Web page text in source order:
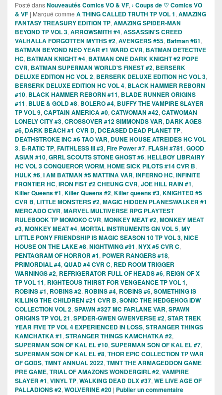
Posté dansNouveautés Comics VO & VF, › Coups de ♡ Comics VO
& VF | Marqué comme A THING CALLED TRUTH TP VOL 1, AMAZING
FANTASY TREASURY EDITION TP, AMAZING SPIDER-MAN
BEYOND TP VOL 3, ARROWSMITH #4, ASSASSIN'S CREED
VALHALLA FORGOTTEN MYTHS #2, AVENGERS #55, Batman #81,
BATMAN BEYOND NEO YEAR #1 WARD CVR, BATMAN DETECTIVE
HC, BATMAN KNIGHT #4, BATMAN ONE DARK KNIGHT #2 POPE
CVR, BATMAN SUPERMAN WORLD'S FINEST #2, BERSERK
DELUXE EDITION HC VOL 2, BERSERK DELUXE EDITION HC VOL 3,
BERSERK DELUXE EDITION HC VOL 4, BLACK HAMMER REBORN
#10, BLACK HAMMER REBORN #11, BLADE RUNNER ORIGINS
#11, BLUE & GOLD #8, BOLERO #4, BUFFY THE VAMPIRE SLAYER
TP VOL 9, CAPTAIN AMERICA #0, CATWOMAN #42, CATWOMAN
LONELY CITY #3, CROSSOVER #12 SIMMONDS VAR, DARK AGES
#6, DARK BEACH #1 CVR D, DCEASED DEAD PLANET TP,
DEATHSTROKE INC #6 TAO VAR, DUNE HOUSE ATREIDES HC VOL
3, E-RATIC TP, FAITHLESS III #3, Fire Power #7, FLASH #781, GOOD
ASIAN #10, GRRL SCOUTS STONE GHOST #6, HELLBOY LIBRAIRY
HC VOL 3 CONQUEROR WORM, HOME SICK PILOTS #14 CVR B,
HULK #6, I AM BATMAN #5 MATTINA VAR, INFERNO HC, INFINITE
FRONTIER HC, IRON FIST #2 CHEUNG CVR, JOE HILL RAIN #1,
Killer Queens #1, Killer Queens #2, Killer queens #3, KNIGHTED #5
CVR B, LITTLE MONSTERS #2, MAGIC HIDDEN PLANESWALKER #1
MERCADO CVR, MARVEL MULTIVERSE RPG PLAYTEST
RULEBOOK TP MOMOKO CVR, MONKEY MEAT #2, MONKEY MEAT
#3, MONKEY MEAT #4, MORTAL INSTRUMENTS GN VOL 5, MY
LITTLE PONY FRIENDSHIP IS MAGIC SEASON 10 TP VOL 3, NICE
HOUSE ON THE LAKE #8, NIGHTWING #91, NYX #5 CVR C,
PENTAGRAM OF HORROR #1, POWER RANGERS #18,
PRIMORDIAL #4, QUAD #4 CVR C, RED ROOM TRIGGER
WARNINGS #2, REFRIGERATOR FULL OF HEADS #6, REIGN OF X
TP VOL 11, RIGHTEOUS THIRST FOR VENGEANCE TP VOL 1,
ROBINS #1, ROBINS #2, ROBINS #4, ROBINS #6, SOMETHING IS
KILLING THE CHILDREN #21 CVR B, SONIC THE HEDGEHOG IDW
COLLECTION VOL 2, SPAWN #327 MC FARLANE VAR, SPAWN
ORIGINS TP VOL 21, SPIDER-GWEN GWENVERSE #2, STAR TREK
YEAR FIVE TP VOL 4 EXPERIENCED IN LOSS, STRANGER THINGS
KAMCHATKA #1, STRANGER THINGS KAMCHATKA #2,
SUPERMAN SON OF KAL EL #10, SUPERMAN SON OF KAL EL #7,
SUPERMAN SON OF KAL EL #8, THOR EPIC COLLECTION TP WAR
OF GODS, TMNT ANNUAL 2022, TMNT THE ARMAGEDDON GAME
PRE GAME, TRIAL OF AMAZONS WONDERGIRL #2, VAMPIRE
SLAYER #1, VINYL TP, WALKING DEAD DLX #37, WE LIVE AGE OF
PALLADIONS #2, WOLVERINE #20 | Publier un commentaire